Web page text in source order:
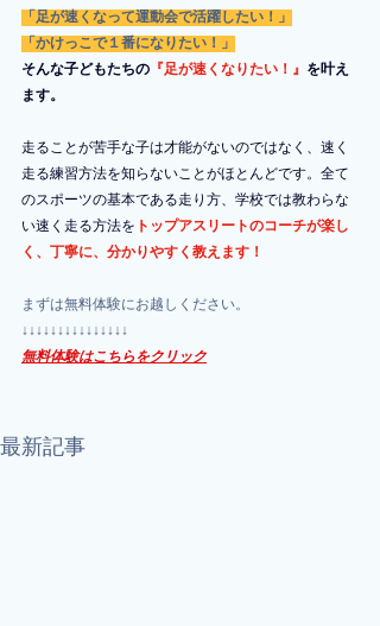
「足が速くなって運動会で活躍したい！」
「かけっこで１番になりたい！」
そんな子どもたちの 『足が速くなりたい！』 を叶え
ます。
走ることが苦手な子は才能がないのではなく、速く
走る練習方法を知らないことがほとんどです。全て
のスポーツの基本である走り方、学校では教わらな
い速く走る方法を トップアスリートのコーチが楽し
く、丁寧に、分かりやすく教えます！
まずは無料体験にお越しください。
↓↓↓↓↓↓↓↓↓↓↓↓↓↓↓
無料体験はこちらをクリック
最新記事